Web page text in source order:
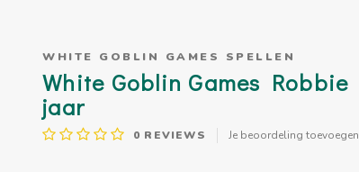
WHITE GOBLIN GAMES SPELLEN
White Goblin Games
jaar
0 REVIEWS Je beoordeling toevoegen